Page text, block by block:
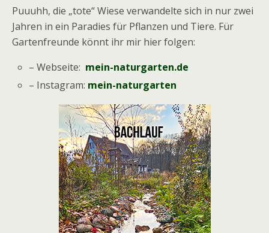
Puuuhh, die „tote“ Wiese verwandelte sich in nur zwei
Jahren in ein Paradies für Pflanzen und Tiere. Für
Gartenfreunde könnt ihr mir hier folgen:
– Webseite: mein-naturgarten.de
– Instagram: mein-naturgarten